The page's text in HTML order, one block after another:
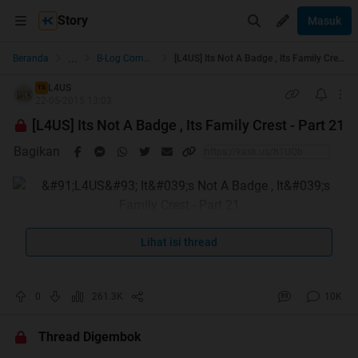
Story Masuk
Beranda ... B-Log Community
TS
L4US
[L4US] Its Not A Badge , Its Family Crest - Part 21
Bagikan
Lihat isi thread
261.3K
Thread Digembok